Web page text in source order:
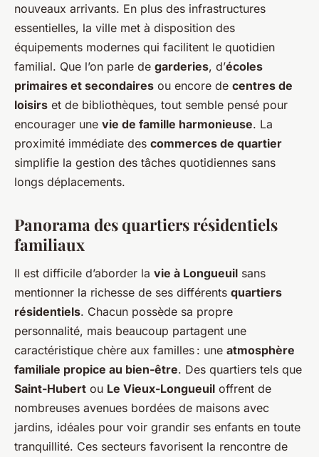
nouveaux arrivants. En plus des infrastructures
essentielles, la ville met à disposition des
équipements modernes qui facilitent le quotidien
familial. Que l’on parle de garderies, d’écoles
primaires et secondaires ou encore de centres de
loisirs et de bibliothèques, tout semble pensé pour
encourager une vie de famille harmonieuse. La
proximité immédiate des commerces de quartier
simplifie la gestion des tâches quotidiennes sans
longs déplacements.
Panorama des quartiers résidentiels
familiaux
Il est difficile d’aborder la vie à Longueuil sans
mentionner la richesse de ses différents quartiers
résidentiels. Chacun possède sa propre
personnalité, mais beaucoup partagent une
caractéristique chère aux familles : une atmosphère
familiale propice au bien-être. Des quartiers tels que
Saint-Hubert ou Le Vieux-Longueuil offrent de
nombreuses avenues bordées de maisons avec
jardins, idéales pour voir grandir ses enfants en toute
tranquillité. Ces secteurs favorisent la rencontre de